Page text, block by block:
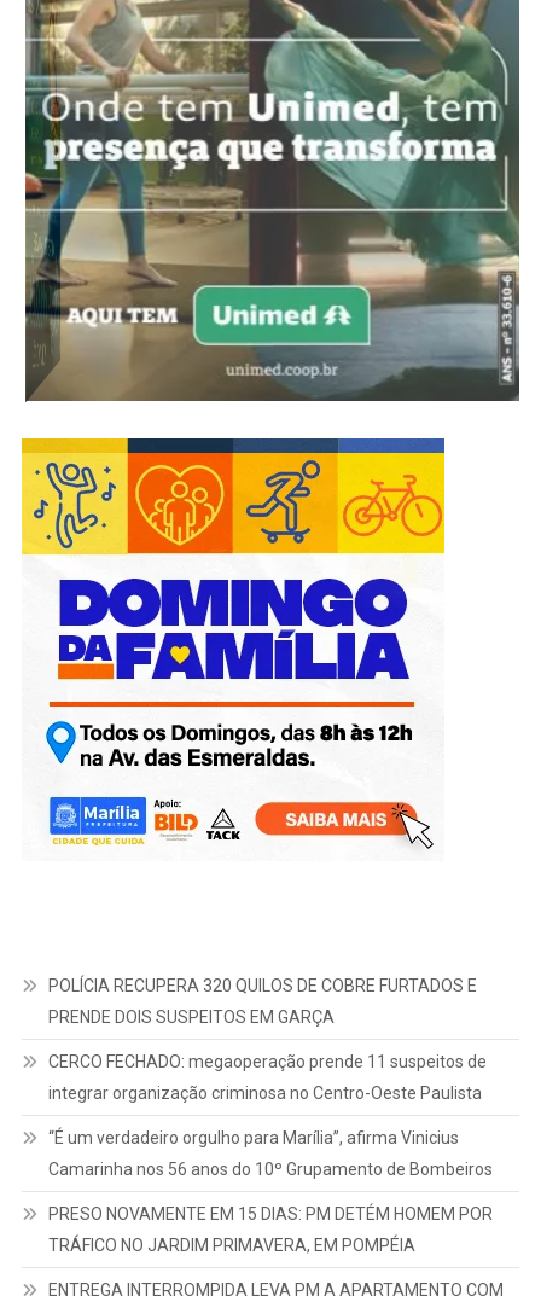
POLÍCIA RECUPERA 320 QUILOS DE COBRE FURTADOS E
PRENDE DOIS SUSPEITOS EM GARÇA
CERCO FECHADO: megaoperação prende 11 suspeitos de
integrar organização criminosa no Centro-Oeste Paulista
“É um verdadeiro orgulho para Marília”, afirma Vinicius
Camarinha nos 56 anos do 10º Grupamento de Bombeiros
PRESO NOVAMENTE EM 15 DIAS: PM DETÉM HOMEM POR
TRÁFICO NO JARDIM PRIMAVERA, EM POMPÉIA
ENTREGA INTERROMPIDA LEVA PM A APARTAMENTO COM